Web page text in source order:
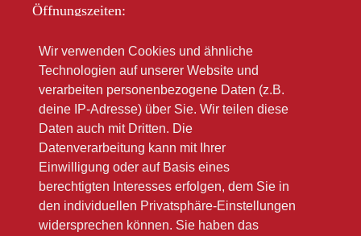
Öffnungszeiten:
Sa 10.00 – 12.00
Im Sommer oft länger
Bitte beachten Sie unsere Winteröffnungsszeiten
(link zu Google)
Wir verwenden Cookies und ähnliche
Technologien auf unserer Website und
verarbeiten personenbezogene Daten (z.B.
deine IP-Adresse) über Sie. Wir teilen diese
Daten auch mit Dritten. Die
Datenverarbeitung kann mit Ihrer
Einwilligung oder auf Basis eines
berechtigten Interesses erfolgen, dem Sie in
den individuellen Privatsphäre-Einstellungen
widersprechen können. Sie haben das